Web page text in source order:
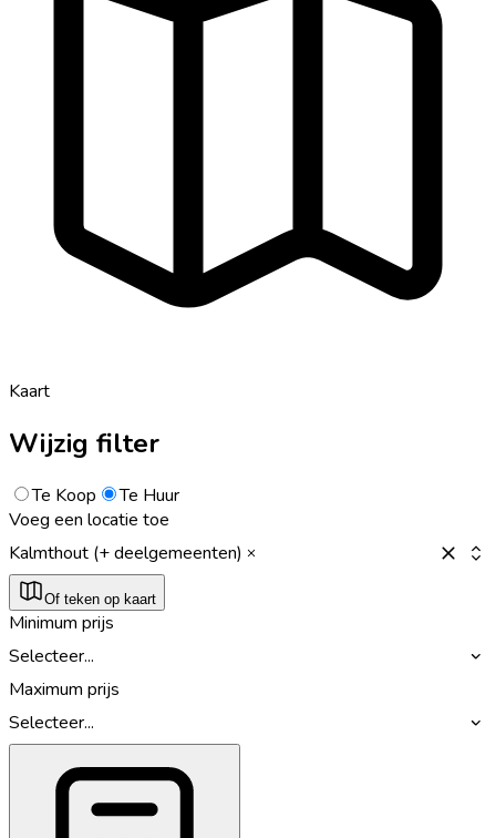
Kaart
Wijzig filter
Te Koop
Te Huur
Voeg een locatie toe
Kalmthout (+ deelgemeenten)
Of teken op kaart
Minimum prijs
Selecteer...
Maximum prijs
Selecteer...